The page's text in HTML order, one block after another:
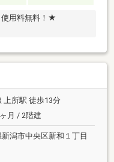
用料無料！★
上所駅 徒歩13分
月 / 2階建
新潟市中央区新和１丁目